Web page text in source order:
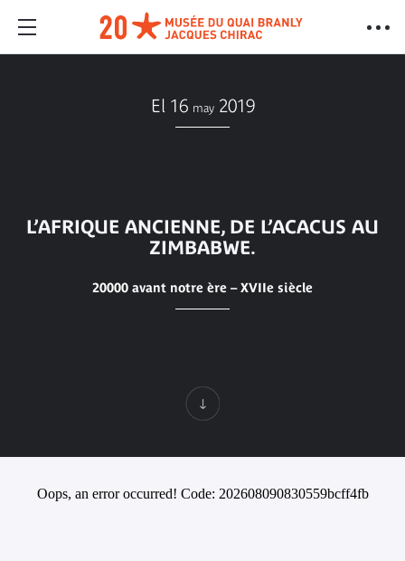
El 16 may 2019
L’AFRIQUE ANCIENNE, DE L’ACACUS AU
ZIMBABWE.
20000 avant notre ère – XVIIe siècle
Oops, an error occurred! Code: 202608090830559bcff4fb